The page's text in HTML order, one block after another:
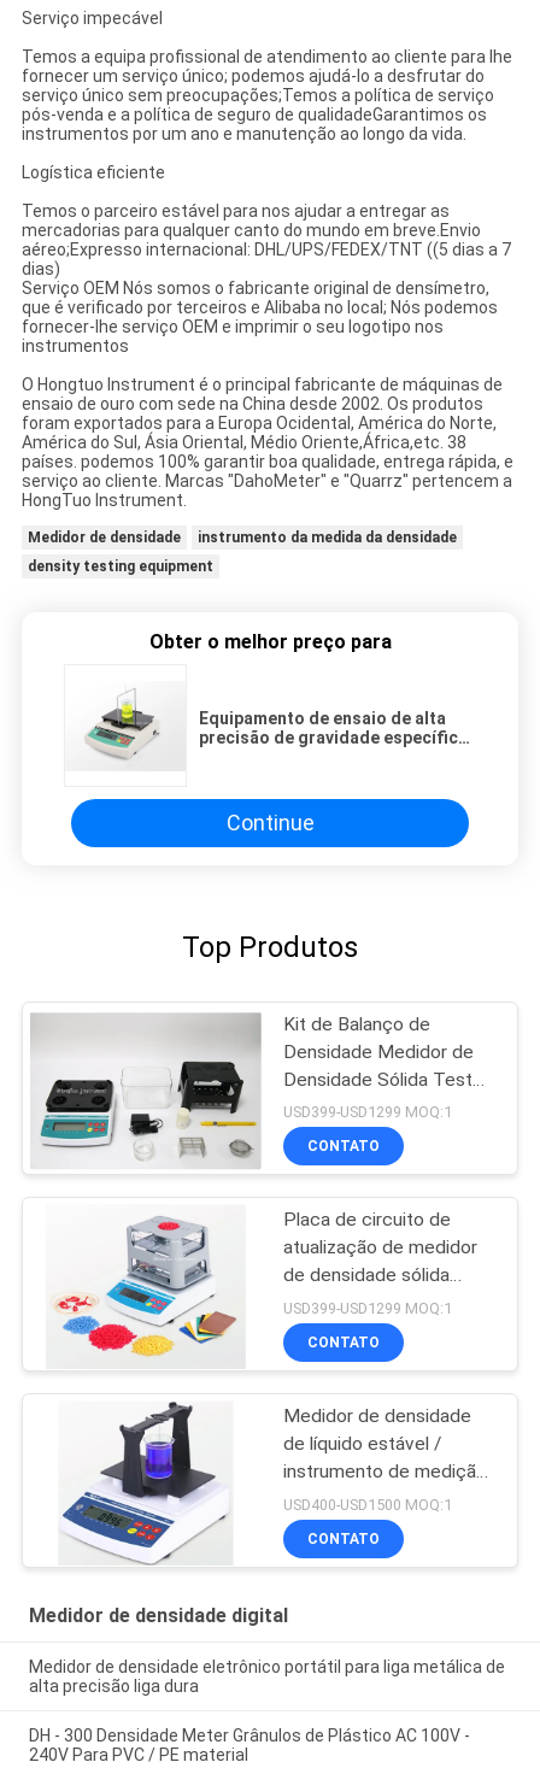
Serviço impecável
Temos a equipa profissional de atendimento ao cliente para lhe
fornecer um serviço único; podemos ajudá-lo a desfrutar do
serviço único sem preocupações;Temos a política de serviço
pós-venda e a política de seguro de qualidadeGarantimos os
instrumentos por um ano e manutenção ao longo da vida.
Logística eficiente
Temos o parceiro estável para nos ajudar a entregar as
mercadorias para qualquer canto do mundo em breve.Envio
aéreo;Expresso internacional: DHL/UPS/FEDEX/TNT ((5 dias a 7
dias)
Serviço OEM Nós somos o fabricante original de densímetro,
que é verificado por terceiros e Alibaba no local; Nós podemos
fornecer-lhe serviço OEM e imprimir o seu logotipo nos
instrumentos
O Hongtuo Instrument é o principal fabricante de máquinas de
ensaio de ouro com sede na China desde 2002. Os produtos
foram exportados para a Europa Ocidental, América do Norte,
América do Sul, Ásia Oriental, Médio Oriente,África,etc. 38
países. podemos 100% garantir boa qualidade, entrega rápida, e
serviço ao cliente. Marcas "DahoMeter" e "Quarrz" pertencem a
HongTuo Instrument.
Medidor de densidade
instrumento da medida da densidade
density testing equipment
Obter o melhor preço para
Equipamento de ensaio de alta
precisão de gravidade específica
Continue
Top Produtos
Kit de Balanço de
Densidade Medidor de
Densidade Sólida Teste
de Porosidade de
Mineração para Plástico
USD399-USD1299 MOQ:1
CONTATO
Placa de circuito de
atualização de medidor
de densidade sólida
confiável com fio de
conexão de dados
USD399-USD1299 MOQ:1
CONTATO
Medidor de densidade
de líquido estável /
instrumento de medição
de concentração para
líquido alcalino ácido
forte
USD400-USD1500 MOQ:1
CONTATO
Medidor de densidade digital
Medidor de densidade eletrônico portátil para liga metálica de
alta precisão liga dura
DH - 300 Densidade Meter Grânulos de Plástico AC 100V -
240V Para PVC / PE material